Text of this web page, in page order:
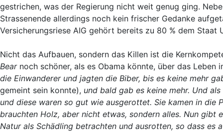
gestrichen, was der Regierung nicht weit genug ging.
Strassenende allerdings noch kein frischer Gedanke
Versicherungsriese AIG gehört bereits zu 80 % dem Staat
Nicht das Aufbauen, sondern das Killen ist die
Bearnoch schöner, als es Obama könnte, über das Leben
die Einwanderer und jagten die Biber, bis es keine mehr
gemeint sein konnte), und bald gab es keine mehr. Und
und diese waren so gut wie ausgerottet. Sie kamen in die
brauchten Holz, aber nicht etwas, sondern alles. Nun gibt
Natur als Schädling betrachten und ausrotten, so dass